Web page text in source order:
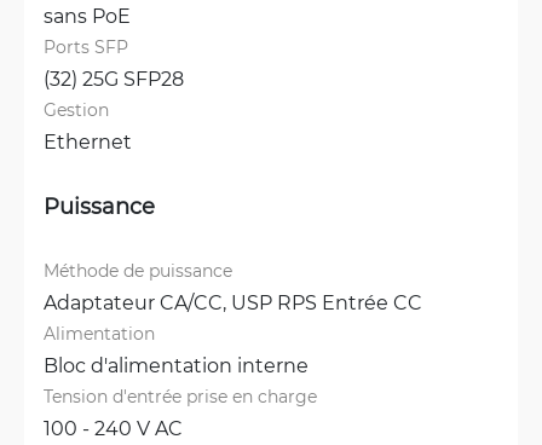
sans PoE
Ports SFP
(32) 25G SFP28
Gestion
Ethernet
Puissance
Méthode de puissance
Adaptateur CA/CC, USP RPS Entrée CC
Alimentation
Bloc d'alimentation interne
Tension d'entrée prise en charge
100 - 240 V AC